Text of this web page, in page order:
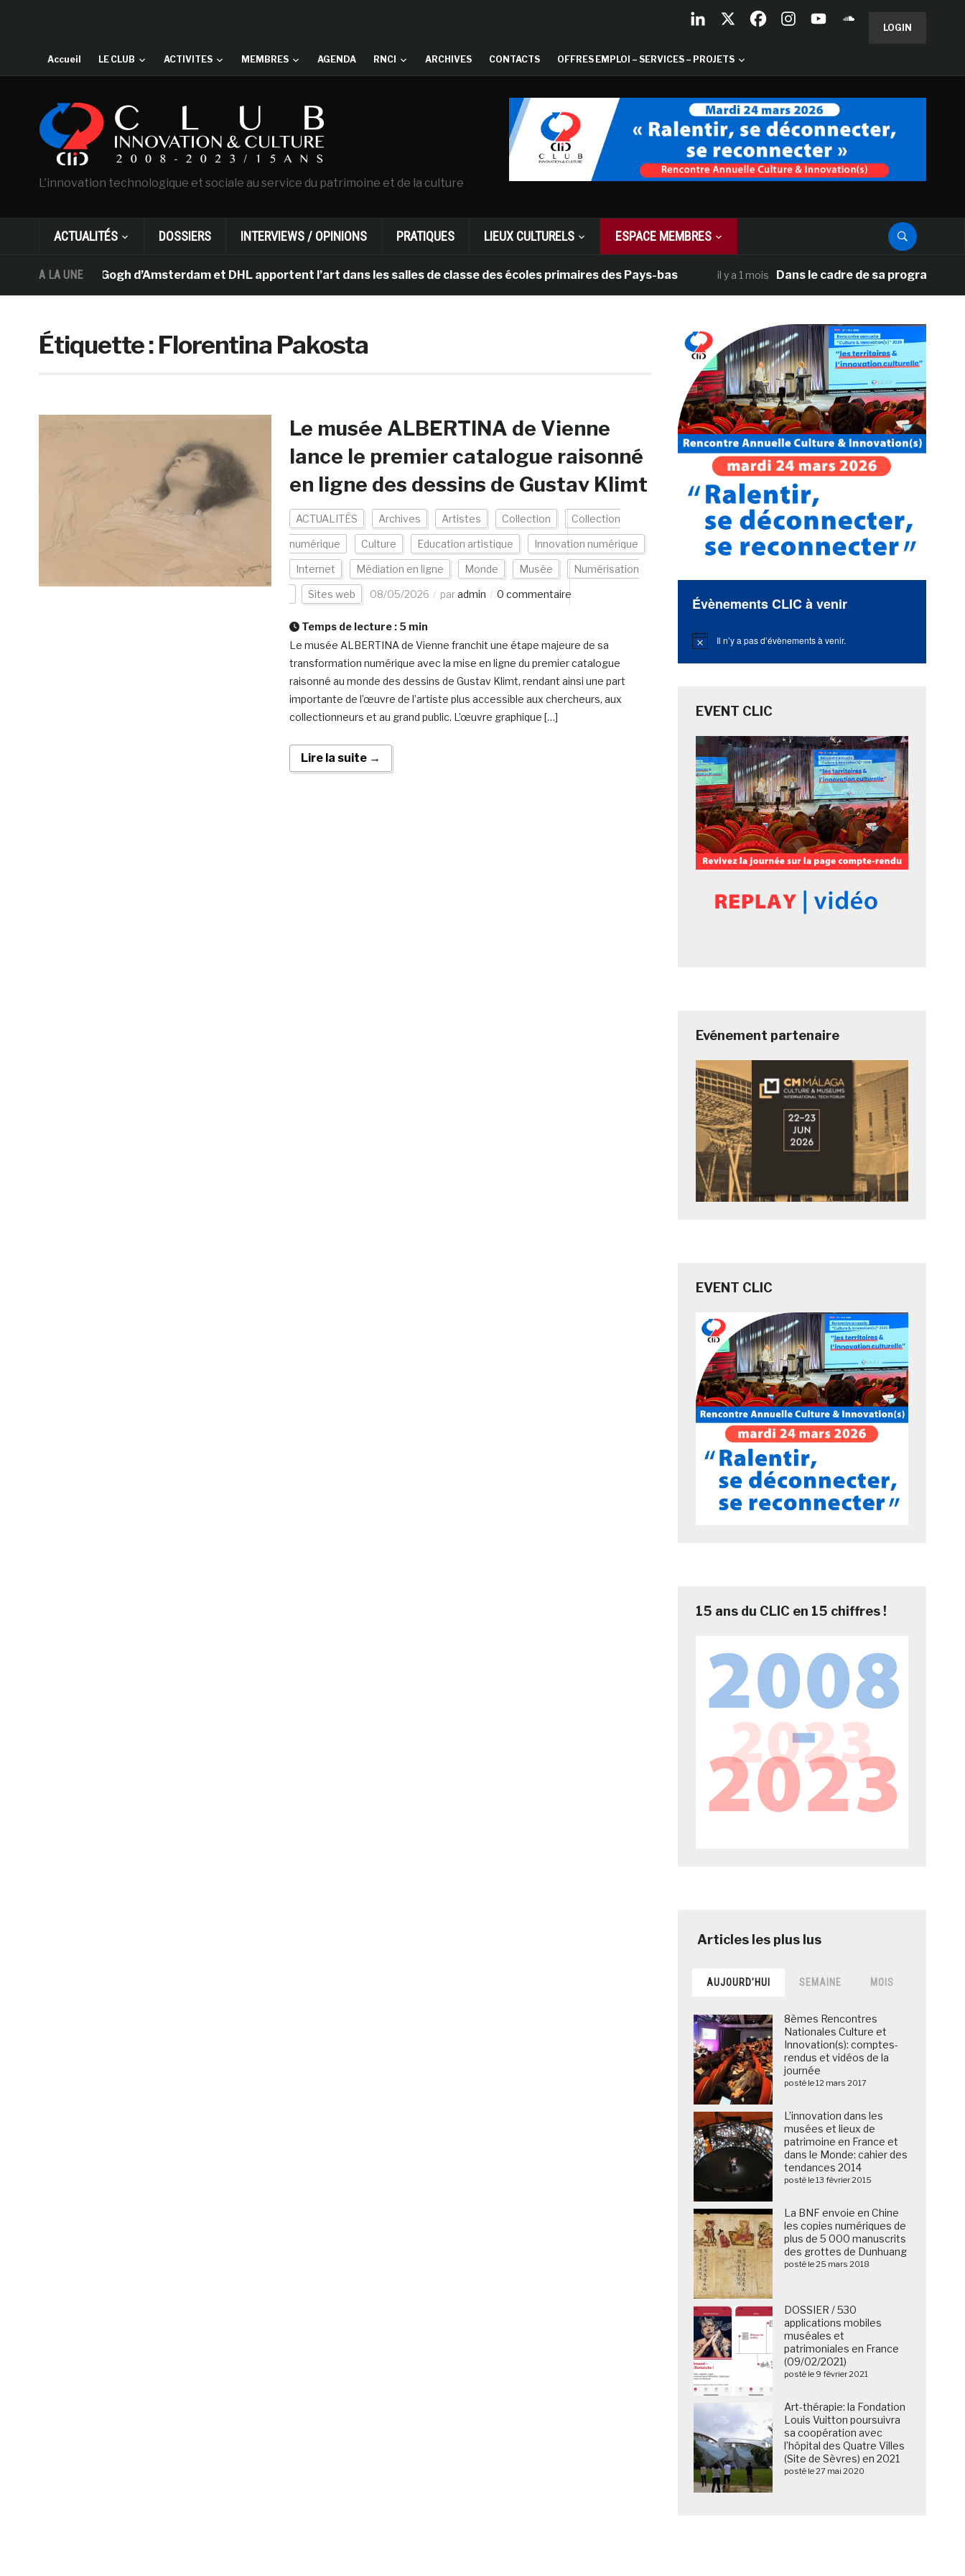
LOGIN
Accueil LE CLUB ACTIVITES MEMBRES AGENDA RNCI ARCHIVES CONTACTS OFFRES EMPLOI – SERVICES – PROJETS
L'innovation technologique et sociale au service du patrimoine et de la culture
ACTUALITÉS DOSSIERS INTERVIEWS / OPINIONS PRATIQUES LIEUX CULTURELS ESPACE MEMBRES
A LA UNE
Van Gogh d’Amsterdam et DHL apportent l’art dans les salles de classe des écoles primaires des Pays-bas il y a 1 mois Dans le cadre de sa programmation
Étiquette :Florentina Pakosta
Le musée ALBERTINA de Vienne
lance le premier catalogue raisonné
en ligne des dessins de Gustav Klimt
ACTUALITÉS Archives Artistes Collection Collection
numérique Culture Education artistique Innovation numérique
Internet Médiation en ligne Monde Musée Numérisation
Sites web 08/05/2026 paradmin 0 commentaire
Temps de lecture : 5 min
Le musée ALBERTINA de Vienne franchit une étape majeure de sa
transformation numérique avec la mise en ligne du premier catalogue
raisonné au monde des dessins de Gustav Klimt, rendant ainsi une part
importante de l’œuvre de l’artiste plus accessible aux chercheurs, aux
collectionneurs et au grand public. L’œuvre graphique […]
Lire la suite →
Évènements CLIC à venir
Notice Il n’y a pas d’évènements à venir.
EVENT CLIC
Evénement partenaire
EVENT CLIC
15 ans du CLIC en 15 chiffres !
AUJOURD’HUI SEMAINE MOIS
8èmes Rencontres
Nationales Culture et
Innovation(s): comptes-
rendus et vidéos de la
journée
posté le 12 mars 2017
L’innovation dans les
musées et lieux de
patrimoine en France et
dans le Monde: cahier des
tendances 2014
posté le 13 février 2015
La BNF envoie en Chine
les copies numériques de
plus de 5 000 manuscrits
des grottes de Dunhuang
posté le 25 mars 2018
DOSSIER / 530
applications mobiles
muséales et
patrimoniales en France
(09/02/2021)
posté le 9 février 2021
Art-thérapie: la Fondation
Louis Vuitton poursuivra
sa coopération avec
l’hôpital des Quatre Villes
(Site de Sèvres) en 2021
posté le 27 mai 2020